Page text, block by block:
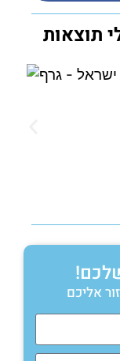
תוצאות
אליכם